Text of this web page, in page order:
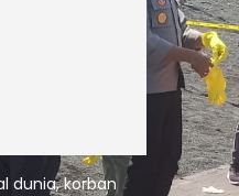
Kemerdekaan